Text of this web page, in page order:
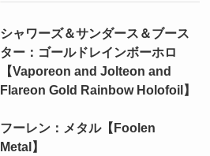
シャワーズ＆サンダース＆ブース
ター：ゴールドレインボーホロ
【Vaporeon and Jolteon and
Flareon Gold Rainbow Holofoil】
フーレン：メタル【Foolen
Metal】